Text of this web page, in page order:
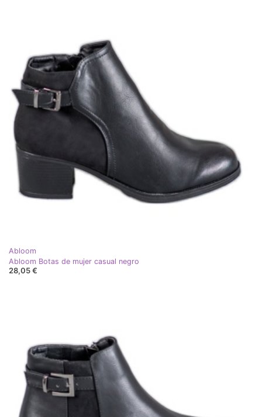
Abloom
Abloom Botas de mujer casual negro
28,05 €